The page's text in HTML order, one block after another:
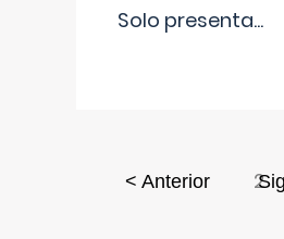
Solo presenta...
< Anterior 2